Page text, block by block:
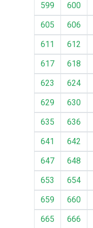
599
600
605
606
611
612
617
618
623
624
629
630
635
636
641
642
647
648
653
654
659
660
665
666